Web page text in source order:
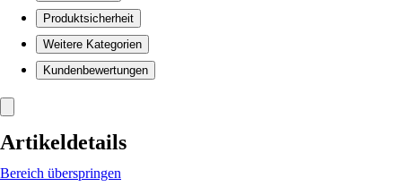
Produktsicherheit
Weitere Kategorien
Kundenbewertungen
Artikeldetails
Bereich überspringen